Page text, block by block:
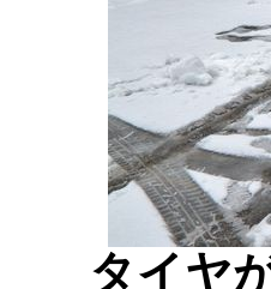
タイヤ